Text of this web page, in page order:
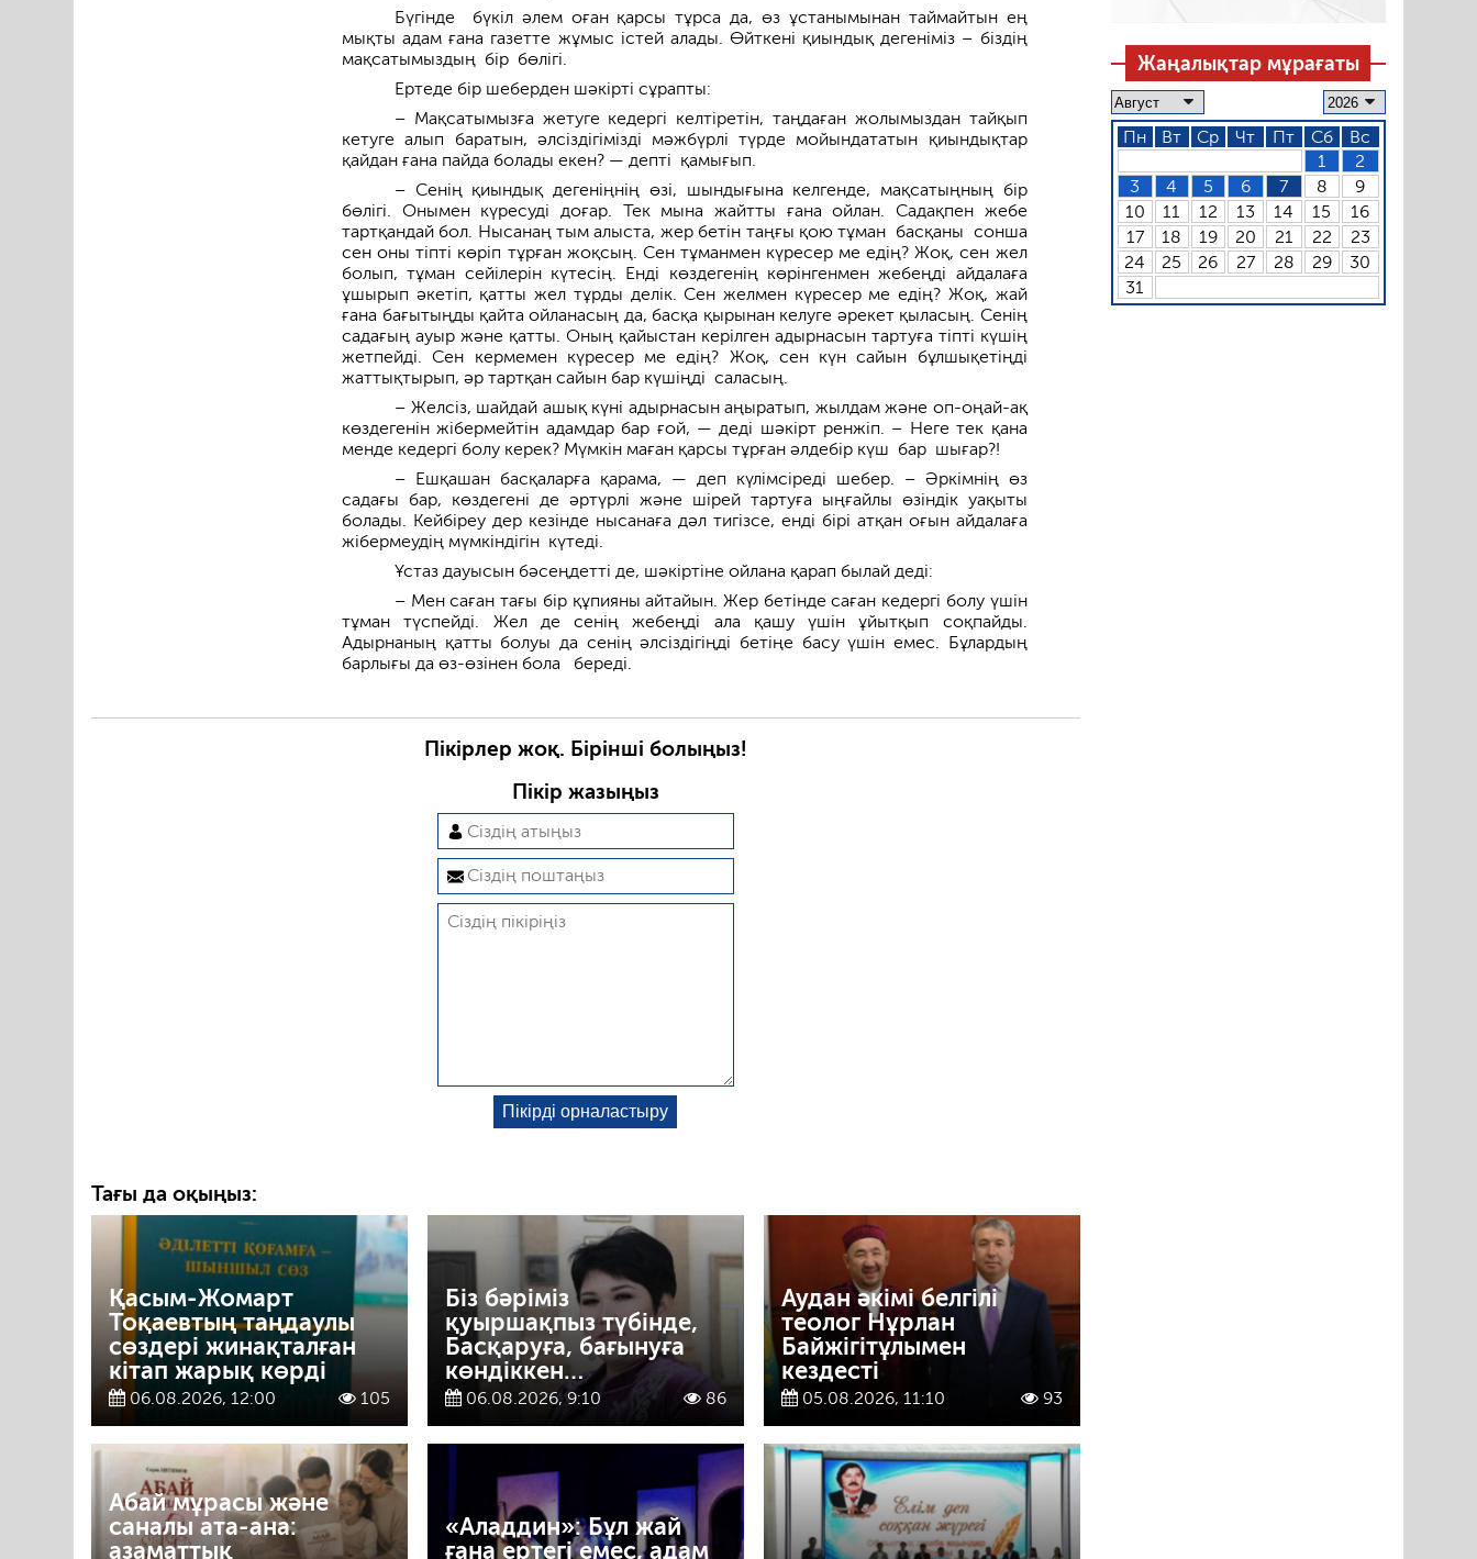
Бүгінде бүкіл әлем оған қарсы тұрса да, өз ұстанымынан таймайтын ең
мықты адам ғана газетте жұмыс істей алады. Өйткені қиындық дегеніміз – біздің
мақсатымыздың бір бөлігі.
Ертеде бір шеберден шәкірті сұрапты:
– Мақсатымызға жетуге кедергі келтіретін, таңдаған жолы­мыздан тайқып
кетуге алып баратын, әлсіздігімізді мәжбүрлі түрде мойындататын қиындық­тар
қайдан ғана пайда болады екен? — депті қамығып.
– Сенің қиындық дегеніңнің өзі, шындығына келгенде, мақсатыңның бір
бөлігі. Онымен күресуді доғар. Тек мына жайтты ғана ойлан. Садақпен жебе
тартқандай бол. Нысанаң тым алыста, жер бетін таңғы қою тұман басқаны сонша
сен оны тіпті көріп тұрған жоқсың. Сен тұманмен күресер ме едің? Жоқ, сен жел
болып, тұман сейілерін күтесің. Енді көздегенің көрінгенмен жебеңді айдалаға
ұшырып әкетіп, қатты жел тұрды делік. Сен желмен күресер ме едің? Жоқ, жай
ғана бағытыңды қайта ойланасың да, басқа қырынан келуге әрекет қыласың. Сенің
садағың ауыр және қатты. Оның қайыстан керілген адырнасын тартуға тіпті күшің
жетпейді. Сен кермемен күресер ме едің? Жоқ, сен күн сайын бұлшықетіңді
жаттықтырып, әр тартқан сайын бар күшіңді саласың.
– Желсіз, шайдай ашық күні адырнасын аңыратып, жылдам және оп-оңай-ақ
көздегенін жібермейтін адамдар бар ғой, — деді шәкірт ренжіп. – Неге тек қана
менде кедергі болу керек? Мүмкін маған қарсы тұрған әлдебір күш бар шығар?!
– Ешқашан басқаларға қарама, — деп күлімсіреді шебер. – Әркімнің өз
садағы бар, көзде­гені де әртүрлі және шірей тартуға ыңғайлы өзіндік уақыты
болады. Кейбіреу дер кезінде нысана­ға дәл тигізсе, енді бірі атқан оғын айдалаға
жібермеудің мүмкіндігін күтеді.
Ұстаз дауысын бәсеңдетті де, шәкіртіне ойлана қарап былай деді:
– Мен саған тағы бір құпияны айтайын. Жер бетінде саған кедергі болу үшін
тұман түспейді. Жел де сенің жебеңді ала қашу үшін ұйытқып соқпайды.
Адырнаның қатты болуы да сенің әлсіздігіңді бетіңе басу үшін емес. Бұлардың
барлығы да өз-өзінен бола береді.
Пікірлер жоқ. Бірінші болыңыз!
Пікір жазыңыз
Тағы да оқыңыз:
Қасым-Жомарт
Тоқаевтың таңдаулы
сөздері жинақталған
кітап жарық көрді
06.08.2026, 12:00 105
Біз бәріміз
қуыршақпыз түбінде,
Басқаруға, бағынуға
көндіккен…
06.08.2026, 9:10 86
Аудан әкімі белгілі
теолог Нұрлан
Байжігітұлымен
кездесті
05.08.2026, 11:10 93
Абай мұрасы және
саналы ата-ана:
азаматтық
«Аладдин»: Бұл жай
ғана ертегі емес, адам
Жаңалықтар мұрағаты
Пн Вт Ср Чт Пт Сб
Вс
1
2
3
4 5 6 7 8
9
10
11 12 13 14 15
16
17
18 19 20 21 22
23
24
25 26 27 28 29
30
31